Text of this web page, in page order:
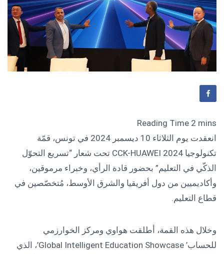
انعقدت يوم الثلاثاء 10 ديسمبر 2024 في تونس، قمّة
تكنولوجيا CCK-HUAWEI 2024 تحت شعار “تسريع التحوّل
الذكّي في التعليم” بحضور قادة الرأي، وخبراء مرموقين،
وأكاديميين من دول أفريقيا والشرق الأوسط، مُتخصّصين في
قطاع التعليم.
وخلال هذه القمة، أطلقت هواوي ومركز الخوارزمي
للحساب’ Global Intelligent Education Showcase’، الذي